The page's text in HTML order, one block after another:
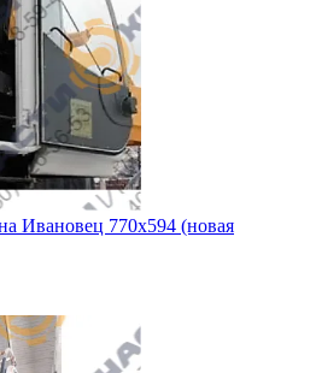
Ивановец 770х594 (новая